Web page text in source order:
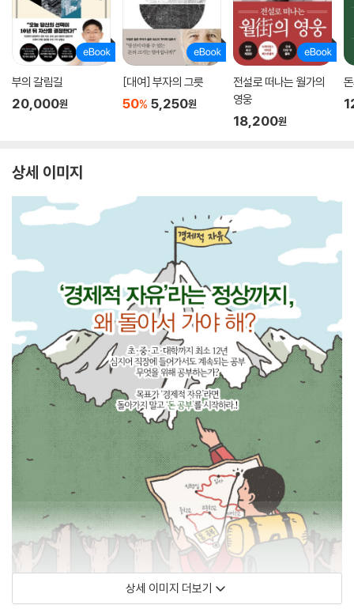
부의 갈림길
20,000원
[대여] 부자의 그릇
50% 5,250원
전설로 떠나는 월가의
영웅
18,200원
상세 이미지
상세 이미지 더보기